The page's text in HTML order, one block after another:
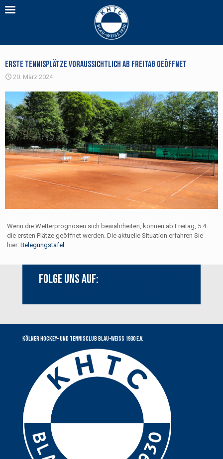
Erste Tennisplätze voraussichtlich ab Freitag geöffnet
20. März 2024
Wenn die Wetterprognosen sich bewahrheiten, können ab Freitag, 5.4.
die ersten Plätze geöffnet werden. Die aktuelle Situation erfahren Sie
hier:Belegungstafel
Folge uns auf:
Kölner Hockey- und Tennisclub Blau-Weiss 1930 e.V.